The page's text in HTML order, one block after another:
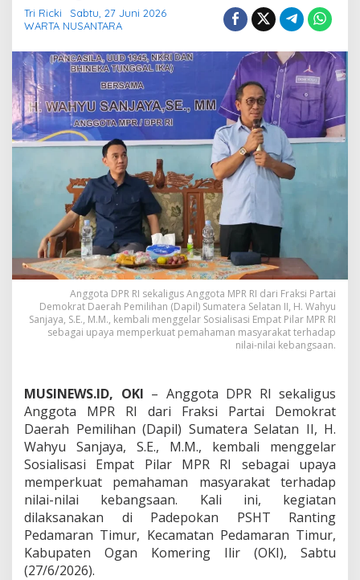
s
i
a
i
s
a
s
i
k
a
n
4
P
i
l
a
d
i
P
e
d
a
Tri Ricki
Sabtu, 27 Juni 2026
WARTA NUSANTARA
Anggota DPR RI sekaligus Anggota MPR RI dari Fraksi Partai
Demokrat Daerah Pemilihan (Dapil) Sumatera Selatan II, H. Wahyu
Sanjaya, S.E., M.M., kembali menggelar Sosialisasi Empat Pilar MPR RI
sebagai upaya memperkuat pemahaman masyarakat terhadap
nilai-nilai kebangsaan.
MUSINEWS.ID, OKI – Anggota DPR RI sekaligus
Anggota MPR RI dari Fraksi Partai Demokrat
Daerah Pemilihan (Dapil) Sumatera Selatan II, H.
Wahyu Sanjaya, S.E., M.M., kembali menggelar
Sosialisasi Empat Pilar MPR RI sebagai upaya
memperkuat pemahaman masyarakat terhadap
nilai-nilai kebangsaan. Kali ini, kegiatan
dilaksanakan di Padepokan PSHT Ranting
Pedamaran Timur, Kecamatan Pedamaran Timur,
Kabupaten Ogan Komering Ilir (OKI), Sabtu
(27/6/2026).